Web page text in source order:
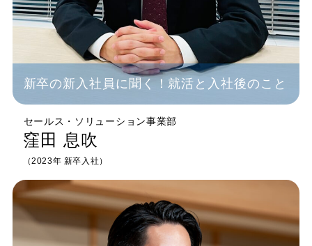
新卒の新入社員に聞く！就活と入社後のこと
セールス・ソリューション事業部
窪田 息吹
（2023年 新卒入社）